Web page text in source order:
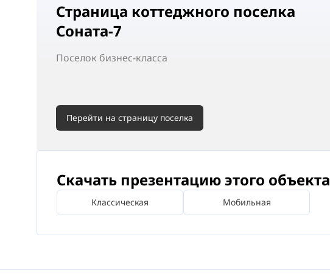
Страница коттеджного поселка
Соната-7
Поселок бизнес-класса
Перейти на страницу поселка
Скачать презентацию этого объекта
Классическая Мобильная